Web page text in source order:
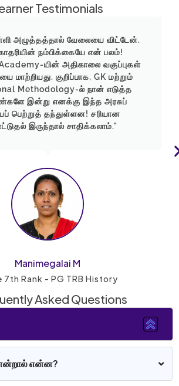
Testimonials
அழுத்தத்தால் வேலையை விட்டேன்.
நம்பிக்கையே என் பலம்!
யின் அதிகாலை வகுப்புகள்
மாற்றியது. குறிப்பாக, GK மற்றும்
Methodology-ல் நான் எடுத்த
இன்று எனக்கு இந்த அரசுப்
பெற்றுத் தந்துள்ளன! சரியான
இருந்தால் சாதிக்கலாம்."
Manimegalai M
7th Rank - PG TRB History
Asked Questions
என்றால் என்ன?